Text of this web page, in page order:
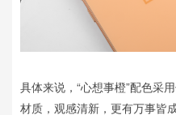
具体来说，“心想事橙”配色采
材质，观感清新，更有万事皆